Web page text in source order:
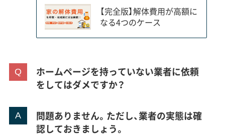
【完全版】解体費用が高額に
なる4つのケース
ホームページを持っていない業者に依頼
をしてはダメですか？
問題ありません。ただし、業者の実態は確
認しておきましょう。